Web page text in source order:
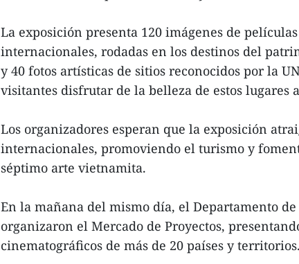
La exposición presenta 120 imágenes de
internacionales, rodadas en los destinos del
y 40 fotos artísticas de sitios reconocidos por la
visitantes disfrutar de la belleza de estos lugares
Los organizadores esperan que la exposición
internacionales, promoviendo el turismo y
séptimo arte vietnamita.
En la mañana del mismo día, el Departamento
organizaron el Mercado de Proyectos,
cinematográficos de más de 20 países y territorios.